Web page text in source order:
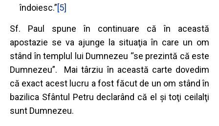
îndoiesc.”[5]
Sf. Paul spune în continuare că în această
apostazie se va ajunge la situaţia în care un om
stând în templul lui Dumnezeu “se prezintă că este
Dumnezeu”. Mai târziu în această carte dovedim
că exact acest lucru a fost făcut de un om stând în
bazilica Sfântul Petru declarând că el şi toţi ceilalţi
sunt Dumnezeu.